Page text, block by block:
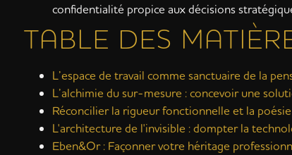
confidentialité propice aux décisions
TABLE DES
L’espace de travail comme sanctuaire de la
L’alchimie du sur-mesure : concevoir une
Réconcilier la rigueur fonctionnelle et la
L'architecture de l'invisible : dompter la
Eben&Or : Façonner votre héritage